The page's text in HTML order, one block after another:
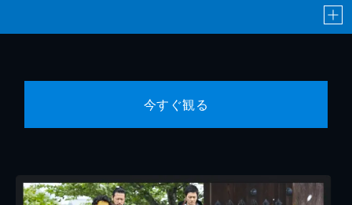
今すぐ観る